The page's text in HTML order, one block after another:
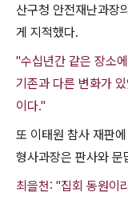
산구청 안전재난과장
게 지적했다.
"수십년간 같은 장소
기존과 다른 변화가
이다."
또 이태원 참사 재판
형사과장은 판사와
최을천: "집회 동원이